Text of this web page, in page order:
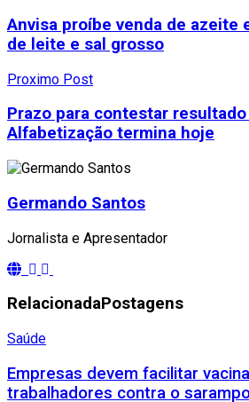
Anvisa proíbe venda de azeite
de leite e sal grosso
Proximo Post
Prazo para contestar
Alfabetização termina hoje
Germando Santos
Jornalista e Apresentador
RelacionadaPostagens
Saúde
Empresas devem facilitar
trabalhadores contra o